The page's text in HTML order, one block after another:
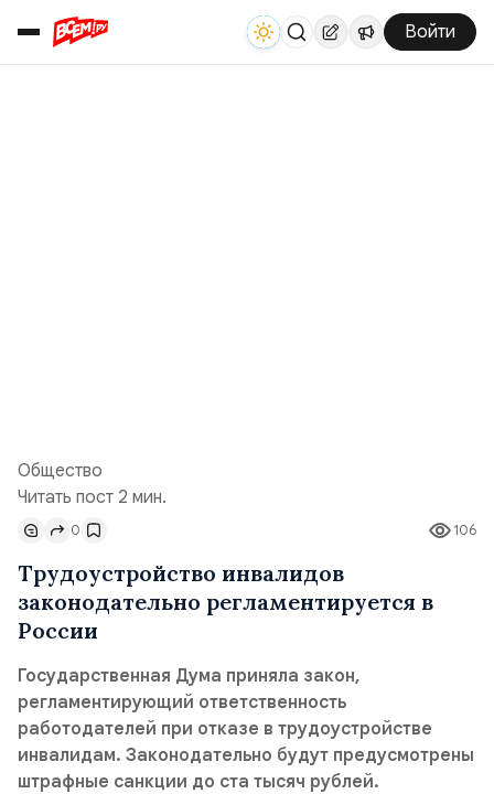
Войти
Общество
Читать пост 2 мин.
106
0
Трудоустройство инвалидов
законодательно регламентируется в
России
Государственная Дума приняла закон,
регламентирующий ответственность
работодателей при отказе в трудоустройстве
инвалидам. Законодательно будут предусмотрены
штрафные санкции до ста тысяч рублей.